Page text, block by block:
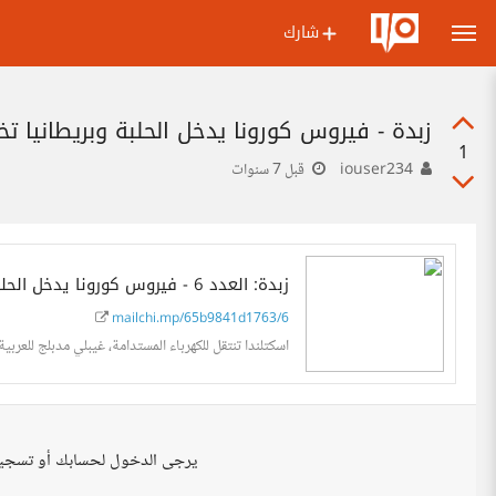
شارك
1
زبدة - فيروس كورونا يدخل الحلبة وبريطانيا
قبل 7 سنوات
زبدة: العدد 6 - فيروس كورونا يدخل الحلبة وبريطانيا تخرج من الاتحاد الاوروبي
mailchi.mp/65b9841d1763/6
اسكتلندا تنتقل للكهرباء المستدامة، غيبلي مدبلج
يرجى الدخول لحسابك أو